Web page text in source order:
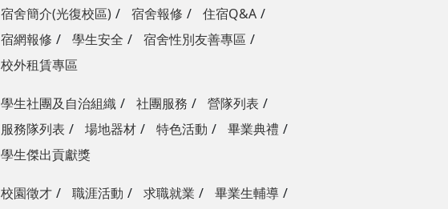
宿舍簡介(光復校區)
宿舍報修
住宿Q&A
宿網報修
學生安全
宿舍性別友善專區
校外租賃專區
學生社團及自治組織 社團服務
營隊列表
服務隊列表
場地器材 特色活動
畢業典禮
學生傑出貢獻獎
校園徵才 職涯活動 求職就業
畢業生輔導